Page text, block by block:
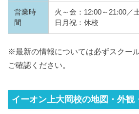
営業時
間
火～金：12:00～21:00／
日月祝：休校
※最新の情報については必ずスクー
ご確認ください。
イーオン上大岡校の地図・外観